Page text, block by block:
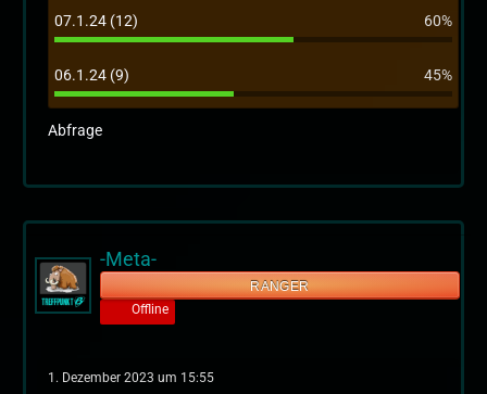
07.1.24 (12) 60%
06.1.24 (9) 45%
Abfrage
-Meta-
RANGER
Offline
1. Dezember 2023 um 15:55